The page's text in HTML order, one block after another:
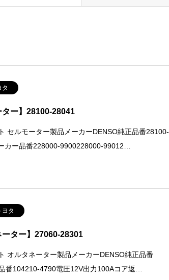
タ
ター】28100-28041
セルモーター製品メーカーDENSO純正品番28100-
カー品番228000-9900228000-99012…
ヨタ
ーター】27060-28301
オルタネーター製品メーカーDENSO純正品番
番104210-4790電圧12V出力100Aコア返…